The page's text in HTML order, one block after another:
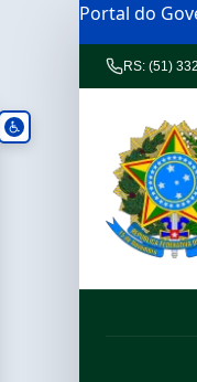
Portal do
RS: (51)